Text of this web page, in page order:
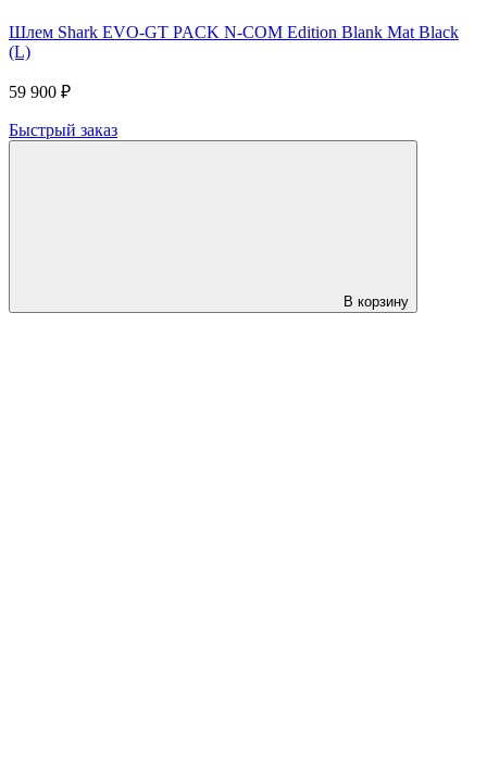
Шлем Shark EVO-GT PACK N-COM Edition Blank Mat Black
(L)
59 900 ₽
Быстрый заказ
В корзину